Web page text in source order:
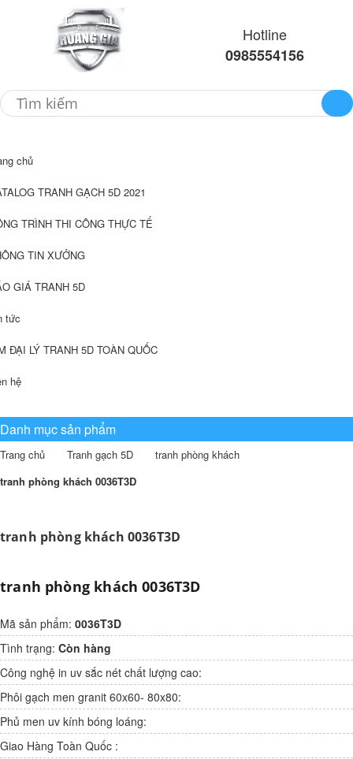
Hotline
0985554156
chủ
TRANH GẠCH 5D 2021
TRÌNH THI CÔNG THỰC TẾ
TIN XƯỞNG
GIÁ TRANH 5D
tức
ĐẠI LÝ TRANH 5D TOÀN QUỐC
hệ
Danh mục sản phẩm
Trang chủ Tranh gạch 5D
tranh phòng khách
tranh phòng khách 0036T3D
tranh phòng khách 0036T3D
tranh phòng khách 0036T3D
Mã sản phẩm: 0036T3D
Tình trạng: Còn hàng
Công nghệ in uv sắc nét chất lượng cao:
Phôi gạch men granit 60x60- 80x80:
Phủ men uv kính bóng loáng:
Giao Hàng Toàn Quốc :